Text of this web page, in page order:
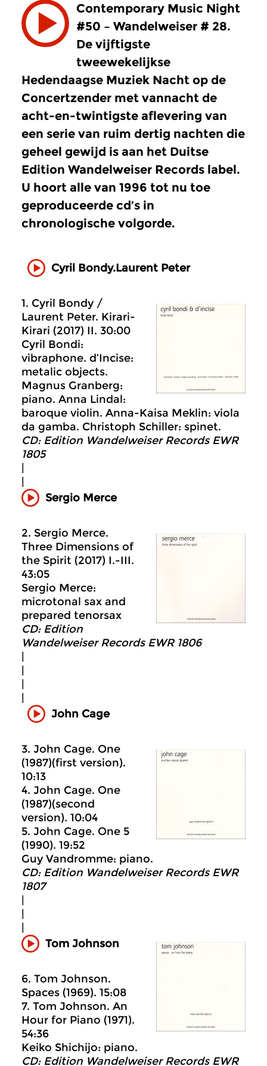
Contemporary Music Night
#50 – Wandelweiser # 28.
De vijftigste
tweewekelijkse
Hedendaagse Muziek Nacht op de
Concertzender met vannacht de
acht-en-twintigste aflevering van
een serie van ruim dertig nachten die
geheel gewijd is aan het Duitse
Edition Wandelweiser Records label.
U hoort alle van 1996 tot nu toe
geproduceerde cd’s in
chronologische volgorde.
Cyril Bondy.Laurent Peter
1. Cyril Bondy /
Laurent Peter. Kirari-
Kirari (2017) II. 30:00
Cyril Bondi:
vibraphone. d’Incise:
metalic objects.
Magnus Granberg:
piano. Anna Lindal:
baroque violin. Anna-Kaisa Meklin: viola
da gamba. Christoph Schiller: spinet.
CD: Edition Wandelweiser Records EWR
1805
Sergio Merce
2. Sergio Merce.
Three Dimensions of
the Spirit (2017) I.-III.
43:05
Sergio Merce:
microtonal sax and
prepared tenorsax
CD: Edition
Wandelweiser Records EWR 1806
John Cage
3. John Cage. One
(1987)(first version).
10:13
4. John Cage. One
(1987)(second
version). 10:04
5. John Cage. One 5
(1990). 19:52
Guy Vandromme: piano.
CD: Edition Wandelweiser Records EWR
1807
Tom Johnson
6. Tom Johnson.
Spaces (1969). 15:08
7. Tom Johnson. An
Hour for Piano (1971).
54:36
Keiko Shichijo: piano.
CD: Edition Wandelweiser Records EWR